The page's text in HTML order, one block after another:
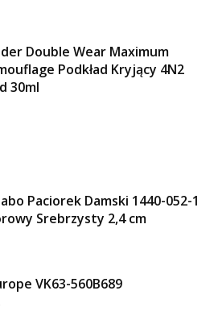
Double Wear Maximum
Podkład Kryjący 4N2
30ml
Paciorek Damski 1440-052-1
Srebrzysty 2,4 cm
VK63-560B689